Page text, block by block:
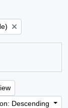
Descending